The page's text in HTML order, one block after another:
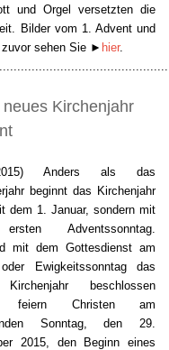
und Orgel versetzten die
Bilder vom 1. Advent und
sehen Sie ► hier.
neues Kirchenjahr
Anders als das
beginnt das Kirchenjahr
dem 1. Januar, sondern mit
Adventssonntag.
mit dem Gottesdienst am
Ewigkeitssonntag das
beschlossen
feiern Christen am
Sonntag, den 29.
2015, den Beginn eines